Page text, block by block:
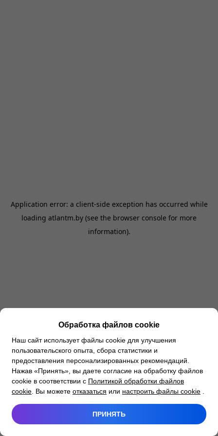
Application error: a client-side exception has occurred while
loading atlantm.by (see the browser console for more
information).
Обработка файлов cookie
Наш сайт использует файлы cookie для улучшения
пользовательского опыта, сбора статистики и
предоставления персонализированных рекомендаций.
Нажав «Принять», вы даете согласие на обработку файлов
cookie в соответствии с Политикой обработки файлов
cookie . Вы можете отказаться или настроить файлы cookie
ПРИНЯТЬ